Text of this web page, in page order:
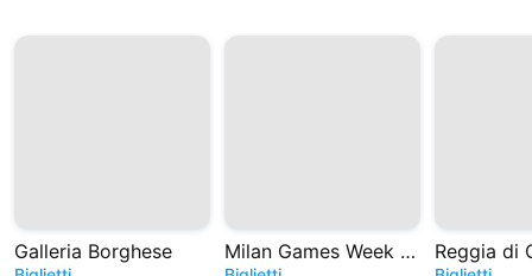
Galleria Borghese Milan Games Week e Cartoomics 2026 Reggia di